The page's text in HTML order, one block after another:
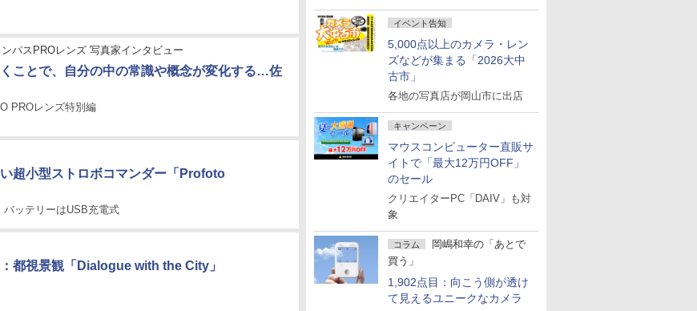
イベント告知
5,000点以上のカメラ・レン
ズなどが集まる「2026大中
古市」
各地の写真店が岡山市に出店
キャンペーン
マウスコンピューター直販サ
イトで「最大12万円OFF」
のセール
クリエイターPC「DAIV」も対
象
コラム
岡嶋和幸の「あとで
買う」
1,902点目：向こう側が透け
て見えるユニークなカメラ
ンパスPROレンズ 写真家インタビュー
ことで、自分の中の常識や概念が変化する…佐
PROレンズ特別編
超小型ストロボコマンダー「Profoto
ッテリーはUSB充電式
都視景観「Dialogue with the City」